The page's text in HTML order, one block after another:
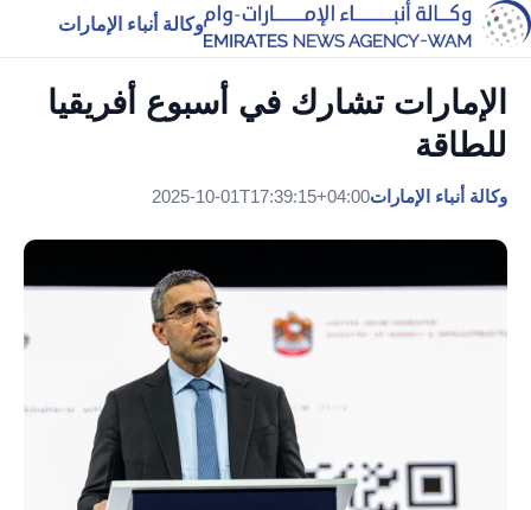
وكالة أنباء الإمارات
الإمارات تشارك في أسبوع أفريقيا
للطاقة
وكالة أنباء الإمارات2025-10-01T17:39:15+04:00